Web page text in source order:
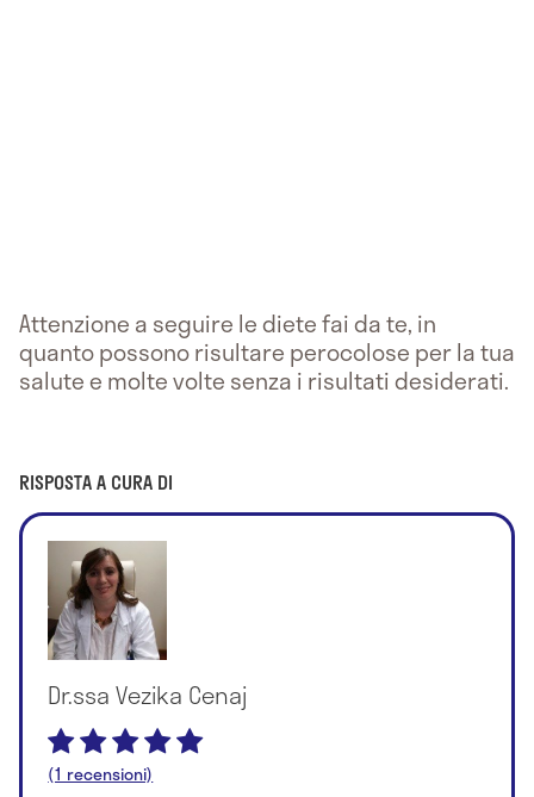
Attenzione a seguire le diete fai da te, in
quanto possono risultare perocolose per la tua
salute e molte volte senza i risultati desiderati.
RISPOSTA A CURA DI
Dr.ssa Vezika Cenaj
(1 recensioni)